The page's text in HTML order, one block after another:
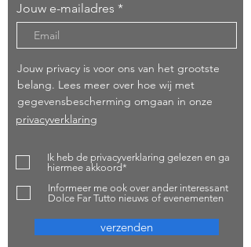
Jouw e-mailadres
privacyverklaring
Jouw privacy is voor ons van het grootste
belang. Lees meer over hoe wij met
gegevensbescherming omgaan in onze
Ik heb de privacyverklaring gelezen en ga
hiermee akkoord*
Informeer me ook over ander interessant
Dolce Far Tutto nieuws of evenementen
verzenden